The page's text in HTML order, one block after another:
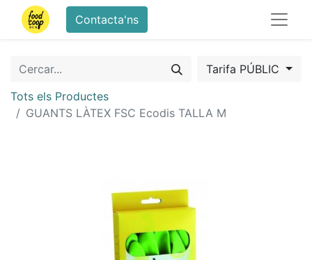
Contacta'ns
Tarifa PÚBLIC
Tots els Productes
GUANTS LÀTEX FSC Ecodis TALLA M